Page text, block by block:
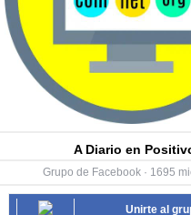
A Diario en
Grupo de Facebook · 1695
Unirte al